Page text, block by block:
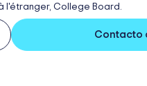
l'étranger, College Board.
Contacto